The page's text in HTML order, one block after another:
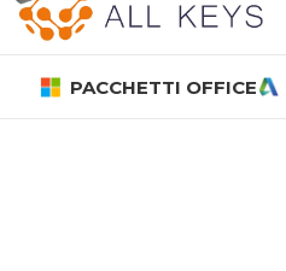
PACCHETTI OFFICE